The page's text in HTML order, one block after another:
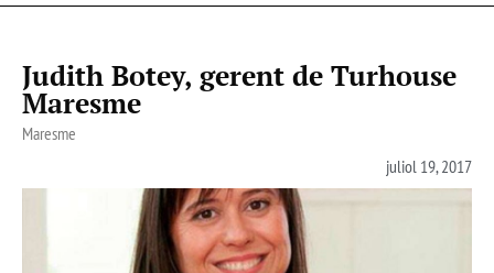
Judith Botey, gerent de Turhouse
Maresme
Maresme
juliol 19, 2017